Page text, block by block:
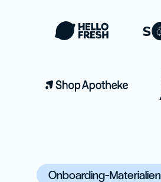
Onboarding-Materialien